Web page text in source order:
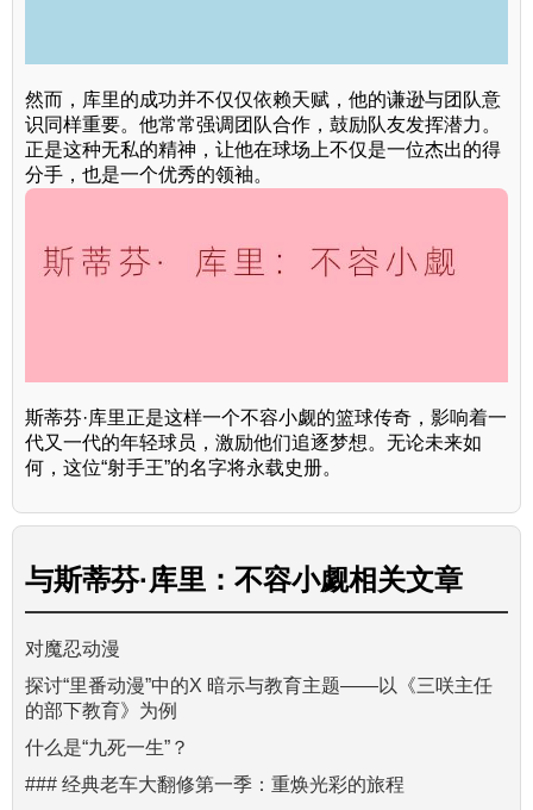
然而，库里的成功并不仅仅依赖天赋，他的谦逊与团队意
识同样重要。他常常强调团队合作，鼓励队友发挥潜力。
正是这种无私的精神，让他在球场上不仅是一位杰出的得
分手，也是一个优秀的领袖。
斯蒂芬·库里正是这样一个不容小觑的篮球传奇，影响着一
代又一代的年轻球员，激励他们追逐梦想。无论未来如
何，这位“射手王”的名字将永载史册。
与斯蒂芬·库里：不容小觑相关文章
对魔忍动漫
探讨“里番动漫”中的X 暗示与教育主题——以《三咲主任
的部下教育》为例
什么是“九死一生”？
### 经典老车大翻修第一季：重焕光彩的旅程